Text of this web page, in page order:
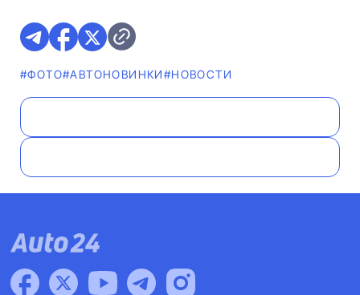
#ФОТО#AВТОНОВИНКИ#НОВОСТИ